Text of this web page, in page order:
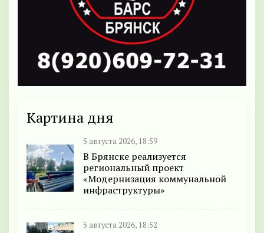
Картина дня
5 августа 2026, 18:59
В Брянске реализуется
региональный проект
«Модернизация коммунальной
инфраструктуры»
5 августа 2026, 18:52